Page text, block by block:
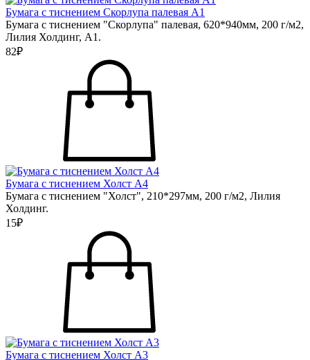
Бумага с тиснением Скорлупа палевая А1
Бумага с тиснением "Скорлупа" палевая, 620*940мм, 200 г/м2,
Лилия Холдинг, А1.
82₽
Бумага с тиснением Холст А4
Бумага с тиснением "Холст", 210*297мм, 200 г/м2, Лилия
Холдинг.
15₽
Бумага с тиснением Холст А3